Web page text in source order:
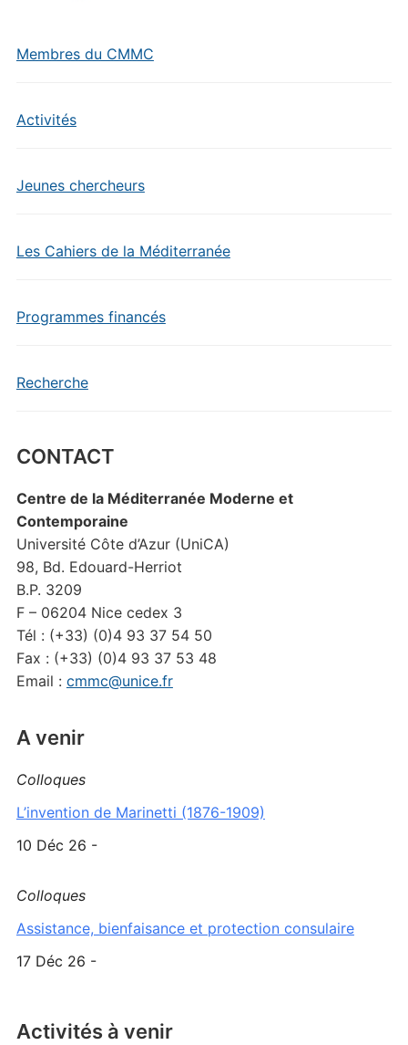
Membres du CMMC
Activités
Jeunes chercheurs
Les Cahiers de la Méditerranée
Programmes financés
Recherche
CONTACT
Centre de la Méditerranée Moderne et
Contemporaine
Université Côte d’Azur (UniCA)
98, Bd. Edouard-Herriot
B.P. 3209
F – 06204 Nice cedex 3
Tél : (+33) (0)4 93 37 54 50
Fax : (+33) (0)4 93 37 53 48
Email : cmmc@unice.fr
A venir
Colloques
L’invention de Marinetti (1876-1909)
10 Déc 26 -
Colloques
Assistance, bienfaisance et protection consulaire
17 Déc 26 -
Activités à venir